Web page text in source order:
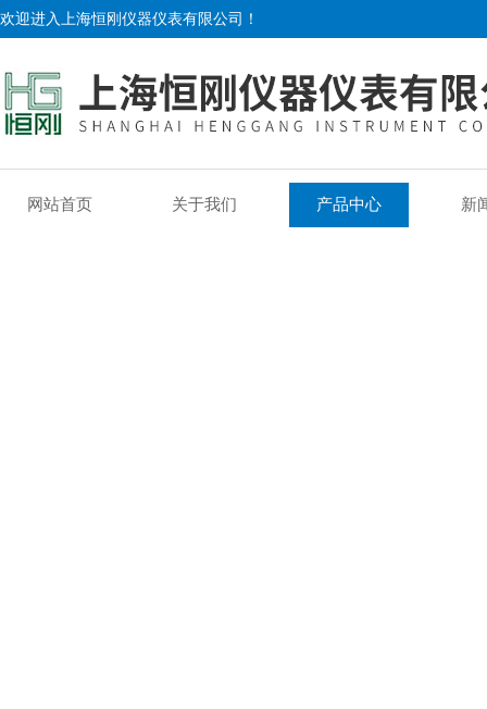
欢迎进入上海恒刚仪器仪表有限公司！
网站首页 关于我们 产品中心 新